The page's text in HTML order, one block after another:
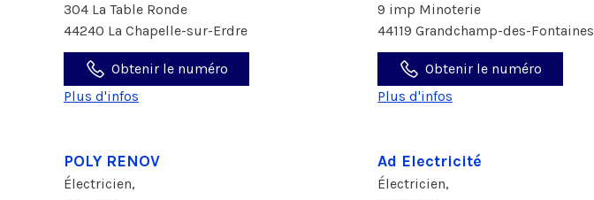
304 La Table Ronde
44240 La Chapelle-sur-Erdre
Obtenir le numéro
Plus d'infos
9 imp Minoterie
44119 Grandchamp-des-Fontaines
Obtenir le numéro
Plus d'infos
POLY RENOV
Électricien,
Ad Electricité
Électricien,